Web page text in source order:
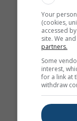
Your
(cookies,
accessed
site. We
partners.
Some
interest,
for a link at
withdraw